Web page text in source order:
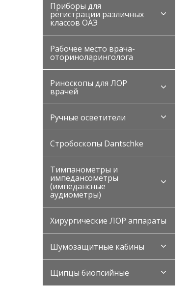
Приборы для
регистрации различных
классов ОАЭ
Рабочее место врача-
оториноларинголога
Риноскопы для ЛОР
врачей
Ручные осветители
Стробоскопы Dantschke
Тимпанометры и
импедансометры
(импедансные
аудиометры)
Хирургические ЛОР аппараты
Шумозащитные кабины
Щипцы биопсийные